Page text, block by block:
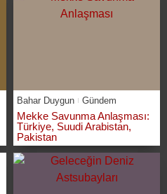
Bahar Duygun Gündem
Mekke Savunma Anlaşması:
Türkiye, Suudi Arabistan,
Pakistan